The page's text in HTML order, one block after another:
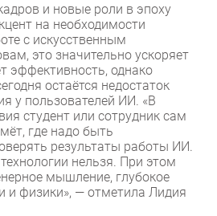
и новые роли в эпоху
на необходимости
с искусственным
это значительно ускоряет
эффективность, однако
остаётся недостаток
у пользователей ИИ. «В
студент или сотрудник сам
где надо быть
результаты работы ИИ.
нельзя. При этом
мышление, глубокое
и физики», — отметила Лидия